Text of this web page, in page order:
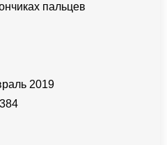
пальцев
2019
384